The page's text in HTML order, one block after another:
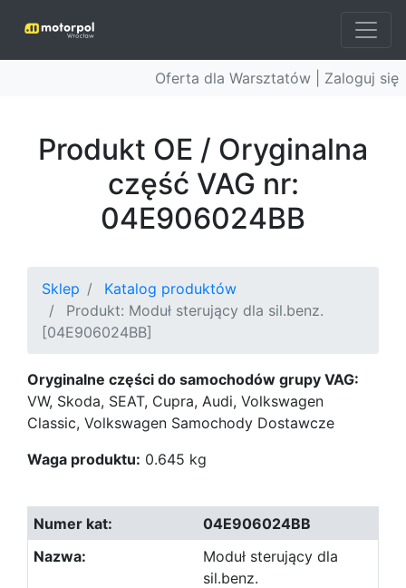
Oferta dla Warsztatów | Zaloguj się
Produkt OE / Oryginalna
część VAG nr:
04E906024BB
Sklep
Katalog produktów
Produkt: Moduł sterujący dla sil.benz.
[04E906024BB]
Oryginalne części do samochodów grupy VAG:
VW, Skoda, SEAT, Cupra, Audi, Volkswagen
Classic, Volkswagen Samochody Dostawcze
Waga produktu: 0.645 kg
04E906024BB
Moduł sterujący dla
sil.benz.